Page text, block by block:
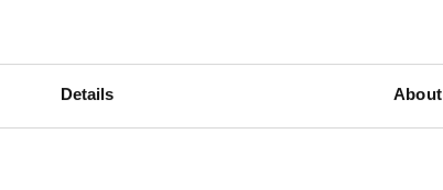
Details About